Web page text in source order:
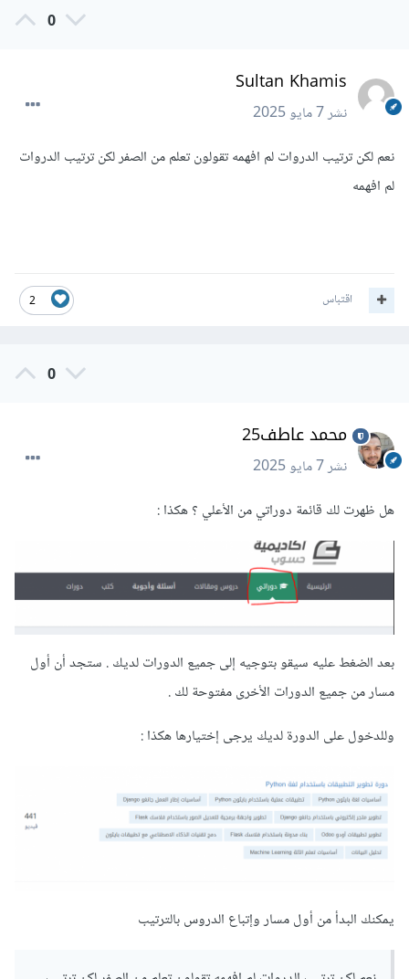
0
Sultan Khamis
نشر7 مايو 2025
نعم لكن ترتيب الدروات لم افهمه تقولون تعلم من الصفر لكن ترتيب الدروات
لم افهمه
2 اقتباس
0
محمد عاطف25
نشر7 مايو 2025
هل ظهرت لك قائمة دوراتي من الأعلي ؟ هكذا
بعد الضغط عليه سيقو بتوجيه إلى جميع الدورات لديك . ستجد أن أول
مسار من جميع الدورات الأخرى مفتوحة لك .
وللدخول على الدورة لديك يرجى إختيارها هكذا
يمكنك البدأ من أول مسار وإتباع الدروس بالترتيب